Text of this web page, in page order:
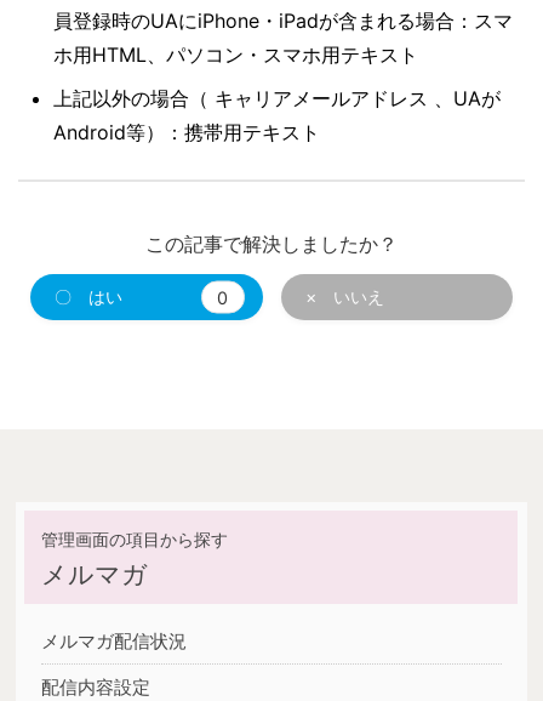
員登録時のUAにiPhone・iPadが含まれる場合：スマ
ホ用HTML、パソコン・スマホ用テキスト
上記以外の場合（ キャリアメールアドレス 、UAが
Android等）：携帯用テキスト
この記事で解決しましたか？
〇 はい 0 × いいえ
メルマガ
メルマガ配信状況
配信内容設定